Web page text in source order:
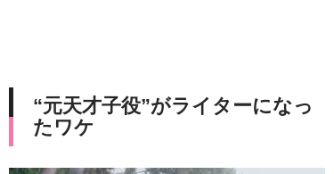
“元天才子役”がライターになっ
たワケ